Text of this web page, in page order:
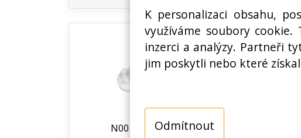
K personalizaci obsahu,
využíváme soubory
inzerci a analýzy. Partneři
jim poskytli nebo které
Odmítnout
N00100438900